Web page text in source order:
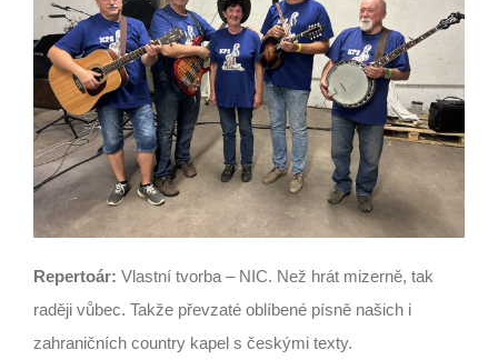
Repertoár: Vlastní tvorba – NIC. Než hrát mizerně, tak
raději vůbec. Takže převzaté oblíbené písně našich i
zahraničních country kapel s českými texty.